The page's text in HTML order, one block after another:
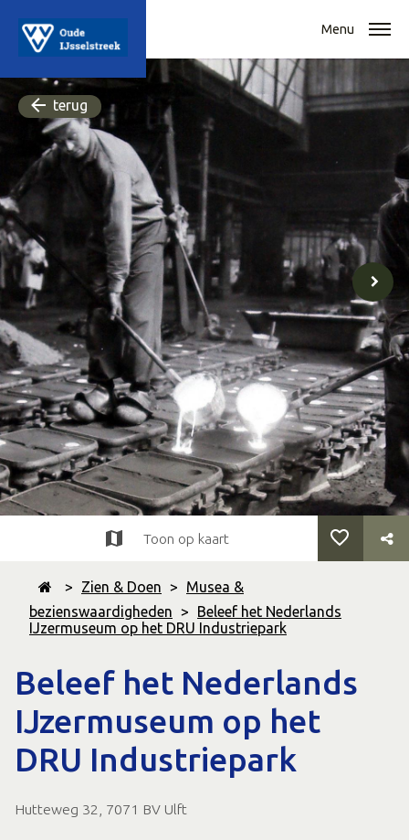
Menu
terug
> Zien & Doen >
Musea &
bezienswaardigheden >
Beleef het Nederlands
IJzermuseum op het DRU Industriepark
Beleef het Nederlands
IJzermuseum op het
DRU Industriepark
Hutteweg 32, 7071 BV Ulft
Toon op kaart